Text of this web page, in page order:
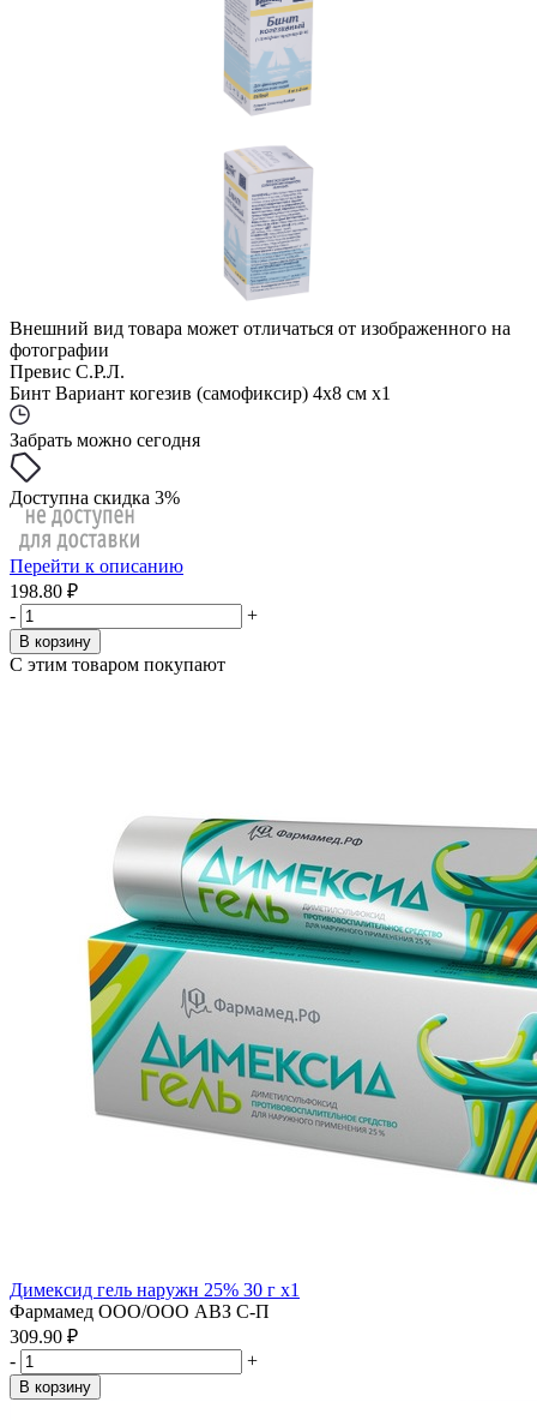
Внешний вид товара может отличаться от изображенного на
фотографии
Превис С.Р.Л.
Бинт Вариант когезив (самофиксир) 4х8 см x1
Забрать можно сегодня
Доступна скидка 3%
Перейти к описанию
198.80 ₽
-
+
В корзину
С этим товаром покупают
Димексид гель наружн 25% 30 г x1
Фармамед ООО/ООО АВЗ С-П
309.90 ₽
-
+
В корзину